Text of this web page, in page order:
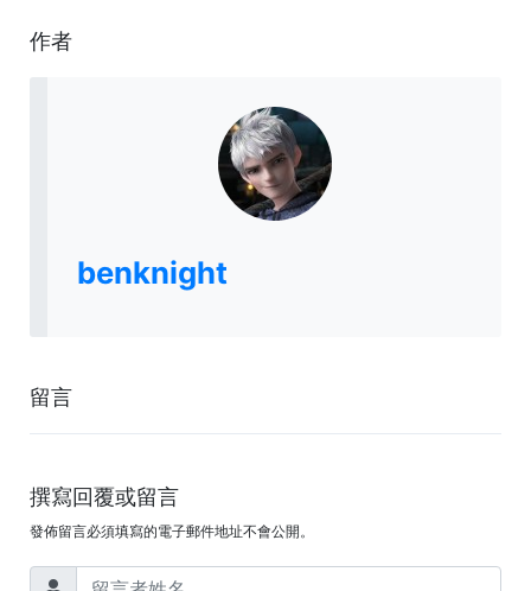
作者
benknight
留言
撰寫回覆或留言
發佈留言必須填寫的電子郵件地址不會公開。